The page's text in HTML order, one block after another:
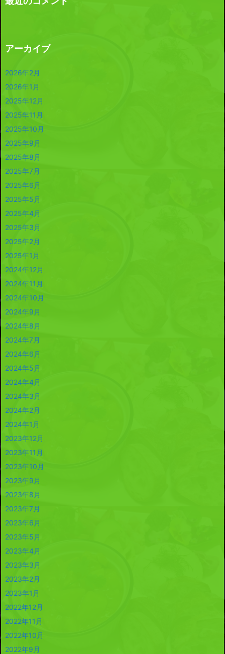
アーカイブ
2026年2月
2026年1月
2025年12月
2025年11月
2025年10月
2025年9月
2025年8月
2025年7月
2025年6月
2025年5月
2025年4月
2025年3月
2025年2月
2025年1月
2024年12月
2024年11月
2024年10月
2024年9月
2024年8月
2024年7月
2024年6月
2024年5月
2024年4月
2024年3月
2024年2月
2024年1月
2023年12月
2023年11月
2023年10月
2023年9月
2023年8月
2023年7月
2023年6月
2023年5月
2023年4月
2023年3月
2023年2月
2023年1月
2022年12月
2022年11月
2022年10月
2022年9月